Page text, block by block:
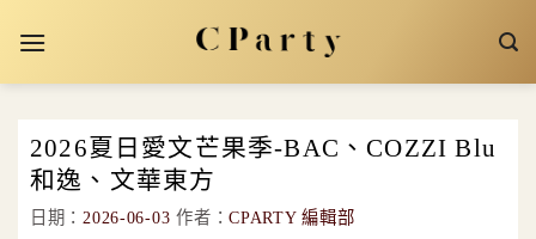
2026夏日愛文芒果季-BAC、COZZI Blu
和逸、文華東方
日期：2026-06-03 作者：CPARTY 編輯部